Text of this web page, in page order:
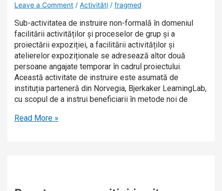
Leave a Comment /Activități /fragmed
Sub-activitatea de instruire non-formală în domeniul
facilitării activităților și proceselor de grup și a
proiectării expoziției, a facilitării activităților și
atelierelor expoziționale se adresează altor două
persoane angajate temporar în cadrul proiectului.
Această activitate de instruire este asumată de
instituția parteneră din Norvegia, Bjerkaker LearningLab,
cu scopul de a instrui beneficiarii în metode noi de
Read More »